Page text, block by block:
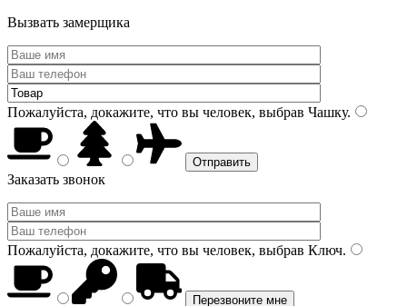
Вызвать замерщика
Пожалуйста, докажите, что вы человек, выбрав Чашку.
Заказать звонок
Пожалуйста, докажите, что вы человек, выбрав Ключ.